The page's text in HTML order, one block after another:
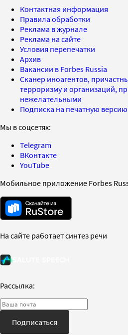
Контактная информация
Правила обработки
Реклама в журнале
Реклама на сайте
Условия перепечатки
Архив
Вакансии в Forbes Russia
Сканер иноагентов,
терроризму и организаций,
нежелательными
Подписка на печатную
Мы в соцсетях:
Telegram
ВКонтакте
YouTube
Мобильное приложение Forbes
На сайте работает синтез речи
Рассылка:
Подписаться